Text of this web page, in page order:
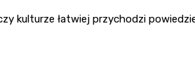
kulturze łatwiej przychodzi